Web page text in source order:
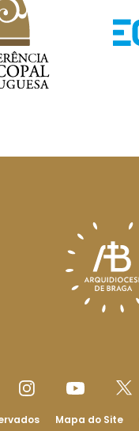
Mapa do Site